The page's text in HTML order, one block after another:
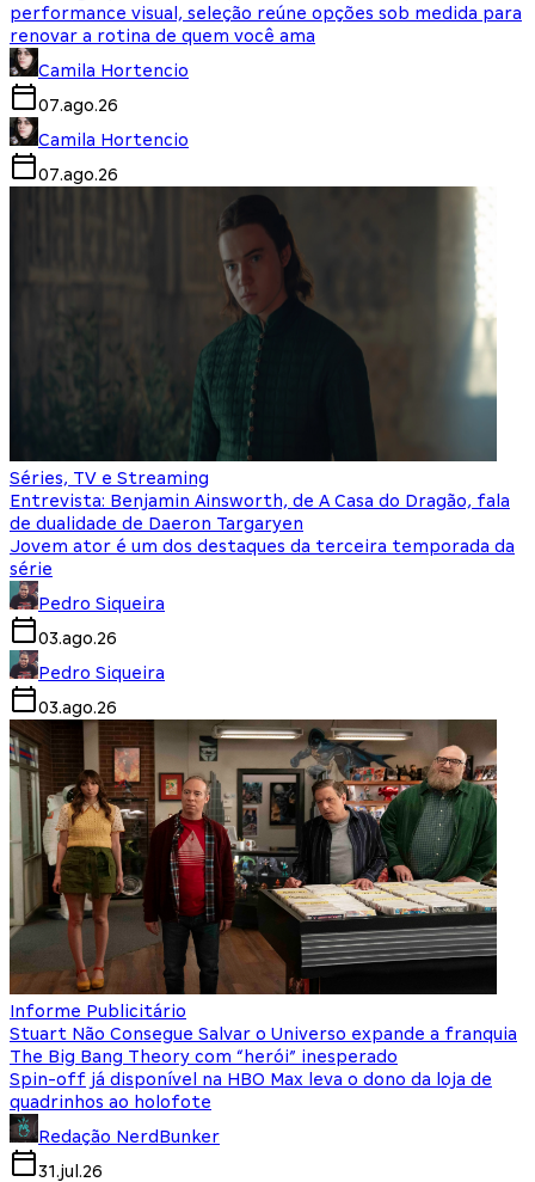
performance visual, seleção reúne opções sob medida para
renovar a rotina de quem você ama
Camila Hortencio
07.ago.26
Camila Hortencio
07.ago.26
Séries, TV e Streaming
Entrevista: Benjamin Ainsworth, de A Casa do Dragão, fala
de dualidade de Daeron Targaryen
Jovem ator é um dos destaques da terceira temporada da
série
Pedro Siqueira
03.ago.26
Pedro Siqueira
03.ago.26
Informe Publicitário
Stuart Não Consegue Salvar o Universo expande a franquia
The Big Bang Theory com “herói” inesperado
Spin-off já disponível na HBO Max leva o dono da loja de
quadrinhos ao holofote
Redação NerdBunker
31.jul.26